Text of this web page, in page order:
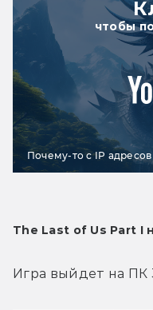
чтобы
Почему-то с IP
The Last of Us Part I
Игра выйдет на ПК